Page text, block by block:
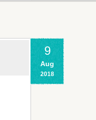
9
Aug
2018